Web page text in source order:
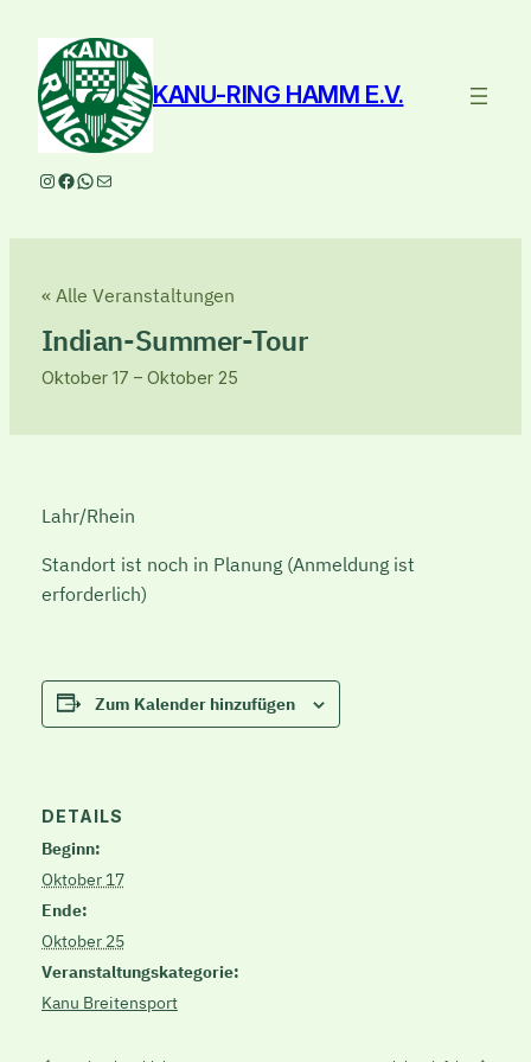
KANU-RING HAMM E.V.
Instagram
Facebook
WhatsApp
E-Mail
« Alle Veranstaltungen
Indian-Summer-Tour
Oktober 17 – Oktober 25
Lahr/Rhein
Standort ist noch in Planung (Anmeldung ist
erforderlich)
Zum Kalender hinzufügen
DETAILS
Beginn:
Oktober 17
Ende:
Oktober 25
Veranstaltungskategorie:
Kanu Breitensport